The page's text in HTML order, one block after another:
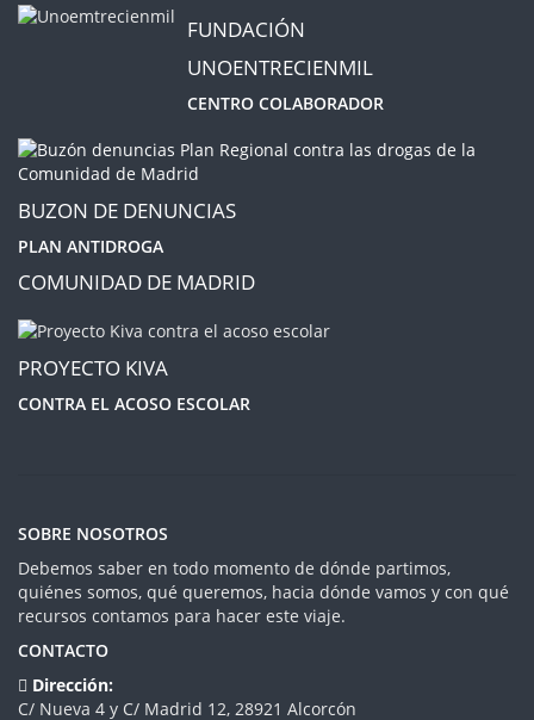
FUNDACIÓN
UNOENTRECIENMIL
CENTRO COLABORADOR
BUZON DE DENUNCIAS
PLAN ANTIDROGA
COMUNIDAD DE MADRID
PROYECTO KIVA
CONTRA EL ACOSO ESCOLAR
SOBRE NOSOTROS
Debemos saber en todo momento de dónde partimos,
quiénes somos, qué queremos, hacia dónde vamos y con qué
recursos contamos para hacer este viaje.
CONTACTO
Dirección:
C/ Nueva 4 y C/ Madrid 12, 28921 Alcorcón